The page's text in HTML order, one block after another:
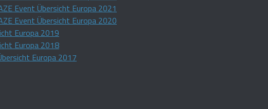
Event Übersicht Europa 2021
Event Übersicht Europa 2020
Europa 2019
Europa 2018
Europa 2017